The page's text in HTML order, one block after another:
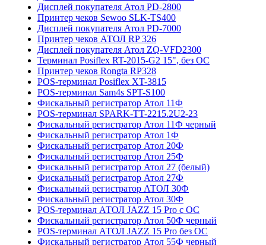
Дисплей покупателя Атол PD-2800
Принтер чеков Sewoo SLK-TS400
Дисплей покупателя Атол PD-7000
Принтер чеков АТОЛ RP 326
Дисплей покупателя Атол ZQ-VFD2300
Терминал Posiflex RT-2015-G2 15", без ОС
Принтер чеков Rongta RP328
POS-терминал Posiflex XT-3815
POS-терминал Sam4s SPT-S100
Фискальный регистратор Атол 11Ф
POS-терминал SPARK-TT-2215.2U2-23
Фискальный регистратор Атол 11Ф черный
Фискальный регистратор Атол 1Ф
Фискальный регистратор Атол 20Ф
Фискальный регистратор Атол 25Ф
Фискальный регистратор Атол 27 (белый)
Фискальный регистратор Атол 27Ф
Фискальный регистратор АТОЛ 30Ф
Фискальный регистратор Атол 30Ф
POS-терминал АТОЛ JAZZ 15 Pro с ОС
Фискальный регистратор Атол 50Ф черный
POS-терминал АТОЛ JAZZ 15 Pro без ОС
Фискальный регистратор Атол 55Ф черный